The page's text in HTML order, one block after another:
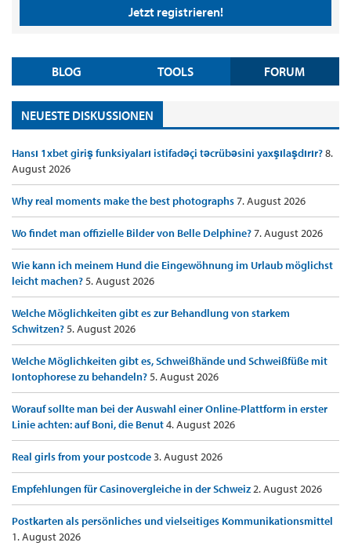
Jetzt registrieren!
BLOG TOOLS FORUM
NEUESTE DISKUSSIONEN
Hansı 1xbet giriş funksiyaları istifadəçi təcrübəsini yaxşılaşdırır?8.
August 2026
Why real moments make the best photographs7. August 2026
Wo findet man offizielle Bilder von Belle Delphine?7. August 2026
Wie kann ich meinem Hund die Eingewöhnung im Urlaub möglichst
leicht machen?5. August 2026
Welche Möglichkeiten gibt es zur Behandlung von starkem
Schwitzen?5. August 2026
Welche Möglichkeiten gibt es, Schweißhände und Schweißfüße mit
Iontophorese zu behandeln?5. August 2026
Worauf sollte man bei der Auswahl einer Online-Plattform in erster
Linie achten: auf Boni, die Benut4. August 2026
Real girls from your postcode3. August 2026
Empfehlungen für Casinovergleiche in der Schweiz2. August 2026
Postkarten als persönliches und vielseitiges Kommunikationsmittel
1. August 2026